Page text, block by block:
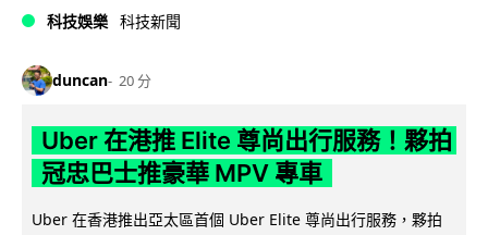
科技娛樂 科技新聞
duncan 20 分
Uber 在港推 Elite 尊尚出行服務！夥拍
冠忠巴士推豪華 MPV 專車
Uber 在香港推出亞太區首個 Uber Elite 尊尚出行服務，夥拍